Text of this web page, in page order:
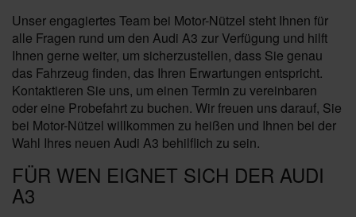
Unser engagiertes Team bei Motor-Nützel steht Ihnen für
alle Fragen rund um den Audi A3 zur Verfügung und hilft
Ihnen gerne weiter, um sicherzustellen, dass Sie genau
das Fahrzeug finden, das Ihren Erwartungen entspricht.
Kontaktieren Sie uns, um einen Termin zu vereinbaren
oder eine Probefahrt zu buchen. Wir freuen uns darauf, Sie
bei Motor-Nützel willkommen zu heißen und Ihnen bei der
Wahl Ihres neuen Audi A3 behilflich zu sein.
FÜR WEN EIGNET SICH DER AUDI
A3